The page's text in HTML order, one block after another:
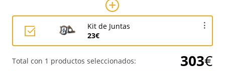
Kit de Juntas
23€
Total con 1 productos seleccionados: 303€